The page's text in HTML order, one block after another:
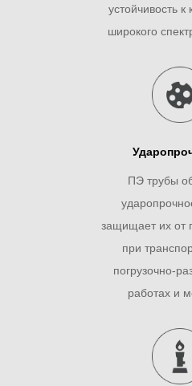
устойчивость к
широкого
ПЭ трубы
защищает их от
при
погрузочно-
работах и